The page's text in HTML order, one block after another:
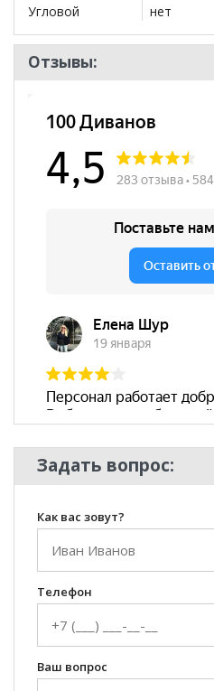
Угловой
нет
Тумба
да
Ящики
Количество
дверей
1
Бренд
Марибель
Прихожая
Отзывы:
Задать вопрос:
Как вас зовут?
Телефон
Ваш вопрос